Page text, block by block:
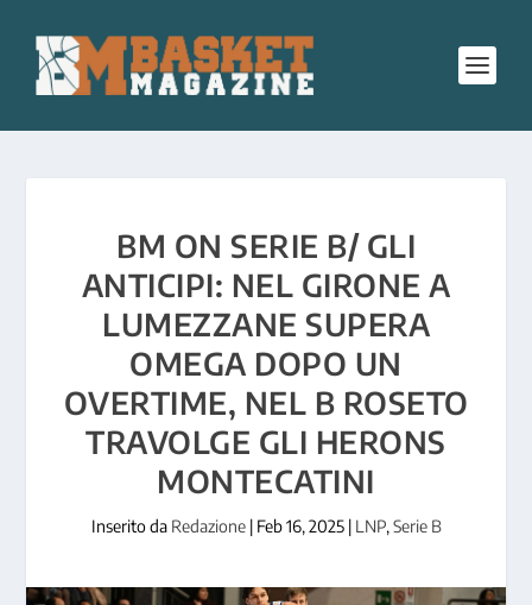
BM ON SERIE B/ GLI
ANTICIPI: NEL GIRONE A
LUMEZZANE SUPERA
OMEGA DOPO UN
OVERTIME, NEL B ROSETO
TRAVOLGE GLI HERONS
MONTECATINI
Inserito da Redazione| Feb 16, 2025| LNP, Serie B